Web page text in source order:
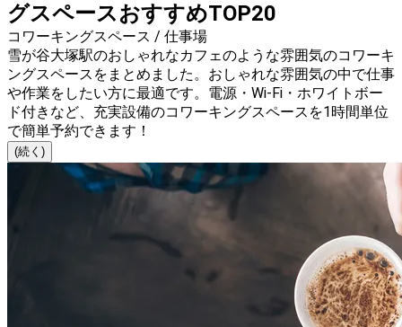
グスペースおすすめTOP20
コワーキングスペース / 仕事場
雪が谷大塚駅のおしゃれなカフェのような雰囲気のコワーキ
ングスペースをまとめました。おしゃれな雰囲気の中で仕事
や作業をしたい方に最適です。電源・Wi-Fi・ホワイトボー
ド付きなど、充実設備のコワーキングスペースを1時間単位
で簡単予約できます！
(続く)